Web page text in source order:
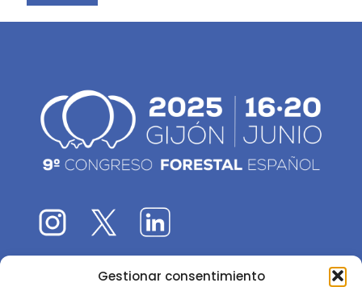
Gestionar consentimiento
El 9CFE es una actividad promovida por laSociedad